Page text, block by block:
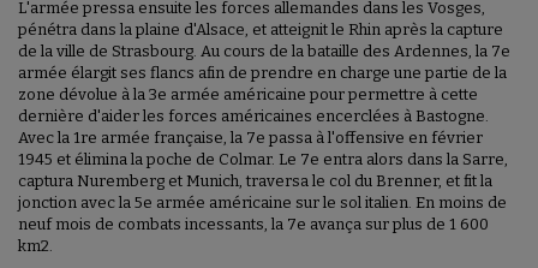
L'armée pressa ensuite les forces allemandes dans les Vosges,
pénétra dans la plaine d'Alsace, et atteignit le Rhin après la capture
de la ville de Strasbourg. Au cours de la bataille des Ardennes, la 7e
armée élargit ses flancs afin de prendre en charge une partie de la
zone dévolue à la 3e armée américaine pour permettre à cette
dernière d'aider les forces américaines encerclées à Bastogne.
Avec la 1re armée française, la 7e passa à l'offensive en février
1945 et élimina la poche de Colmar. Le 7e entra alors dans la Sarre,
captura Nuremberg et Munich, traversa le col du Brenner, et fit la
jonction avec la 5e armée américaine sur le sol italien. En moins de
neuf mois de combats incessants, la 7e avança sur plus de 1 600
km2.